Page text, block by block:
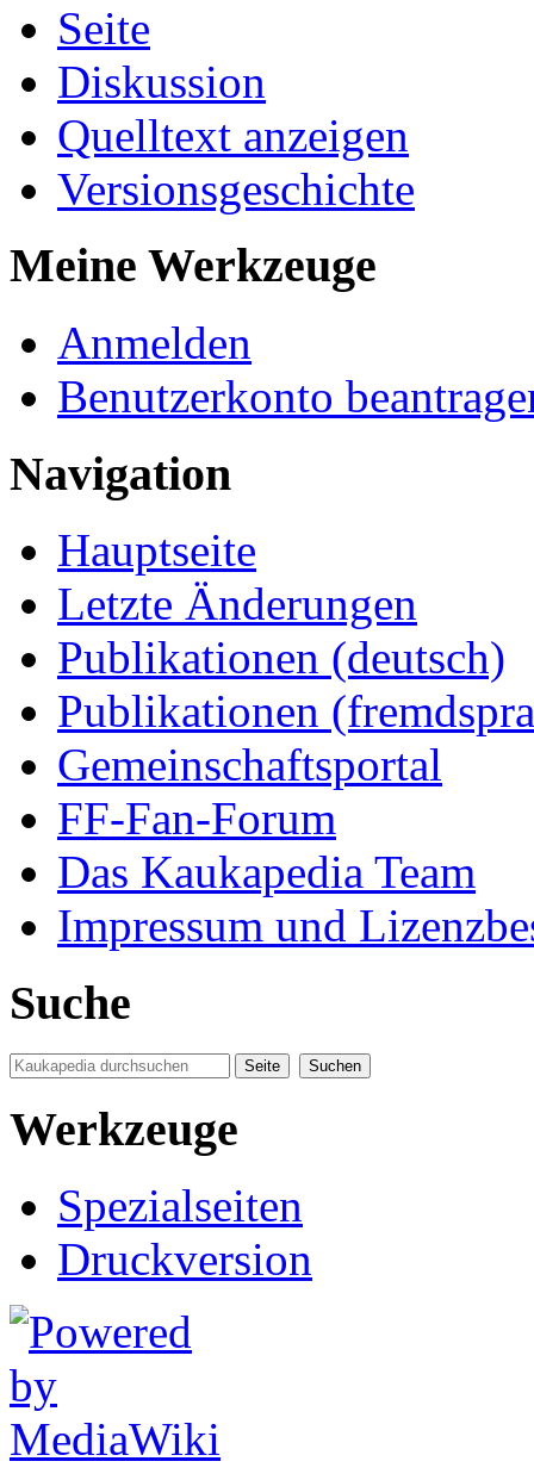
Seite
Diskussion
Quelltext anzeigen
Versionsgeschichte
Meine Werkzeuge
Anmelden
Benutzerkonto
Navigation
Hauptseite
Letzte Änderungen
Publikationen (deutsch)
Publikationen
Gemeinschaftsportal
FF-Fan-Forum
Das Kaukapedia Team
Impressum und
Suche
Werkzeuge
Spezialseiten
Druckversion